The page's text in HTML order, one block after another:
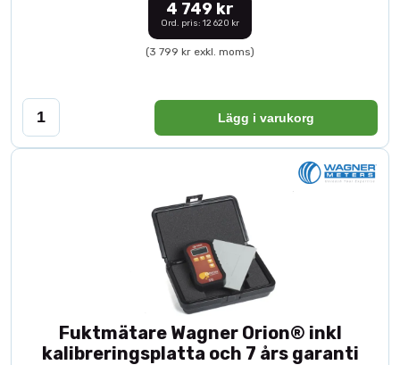
4 749 kr
Ord. pris: 12 620 kr
(3 799 kr exkl. moms)
Lägg i varukorg
Fuktmätare Wagner Orion® inkl
kalibreringsplatta och 7 års garanti